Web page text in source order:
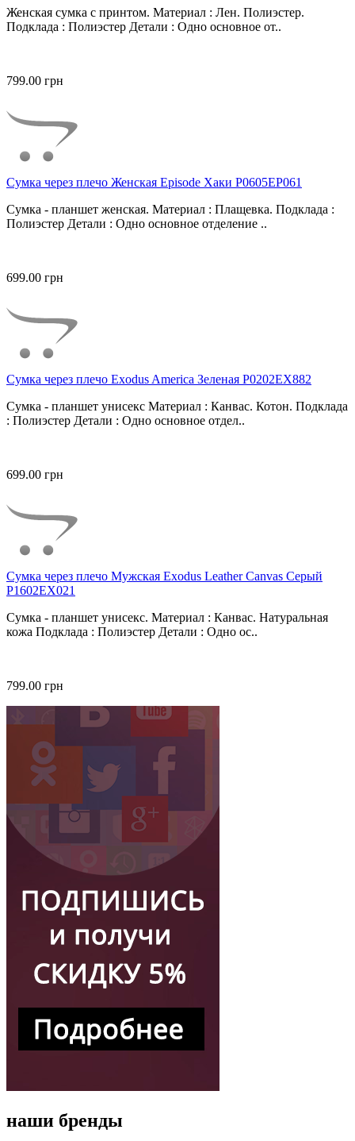
Женская сумка с принтом. Материал : Лен. Полиэстер.
Подклада : Полиэстер Детали : Одно основное от..
799.00 грн
Сумка через плечо Женская Episode Хаки P0605EP061
Сумка - планшет женская. Материал : Плащевка. Подклада :
Полиэстер Детали : Одно основное отделение ..
699.00 грн
Сумка через плечо Exodus America Зеленая P0202EX882
Сумка - планшет унисекс Материал : Канвас. Котон. Подклада
: Полиэстер Детали : Одно основное отдел..
699.00 грн
Сумка через плечо Мужская Exodus Leather Canvas Серый
P1602EX021
Сумка - планшет унисекс. Материал : Канвас. Натуральная
кожа Подклада : Полиэстер Детали : Одно ос..
799.00 грн
наши бренды